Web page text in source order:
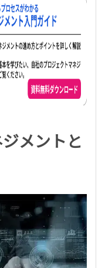
メントと